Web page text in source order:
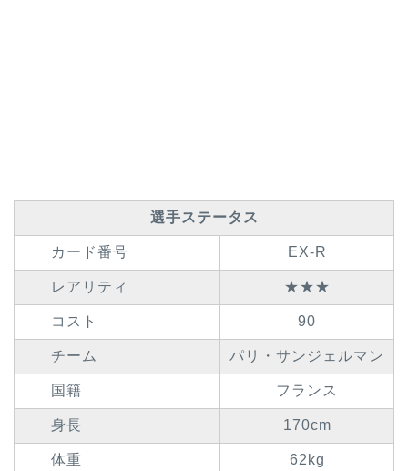
選手ステータス
カード番号 EX-R
レアリティ ★★★
コスト 90
チーム パリ・サンジェルマン
国籍 フランス
身長 170cm
体重 62kg